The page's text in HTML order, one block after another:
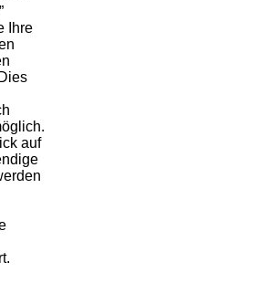
Ihre
auf